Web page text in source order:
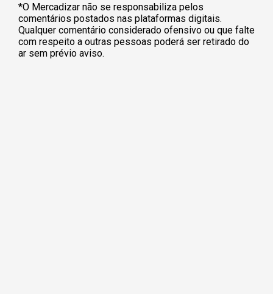
*O Mercadizar não se responsabiliza pelos
comentários postados nas plataformas digitais.
Qualquer comentário considerado ofensivo ou que falte
com respeito a outras pessoas poderá ser retirado do
ar sem prévio aviso.